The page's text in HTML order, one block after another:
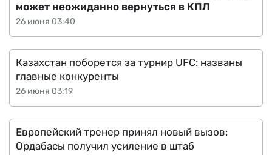
26 июня 03:40
может неожиданно вернуться в КПЛ
26 июня 03:19
Казахстан поборется за турнир UFC: названы
главные конкуренты
Европейский тренер принял новый вызов:
Ордабасы получил усиление в штаб